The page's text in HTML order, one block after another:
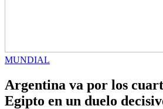
MUNDIAL
Argentina va por los
Egipto en un duelo